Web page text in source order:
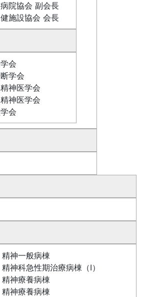
院協会 副会長
施設協会 会長
会
学会
神医学会
神医学会
会
神一般病棟
神科急性期治療病棟（Ⅰ）
神療養病棟
神療養病棟